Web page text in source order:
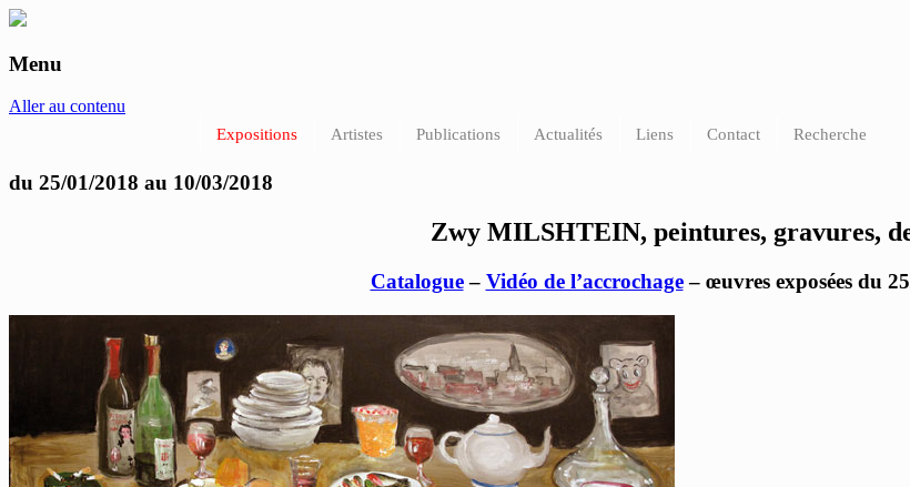
anne-marie et roland pallade galerie art contemporain Lyon
Menu
Aller au contenu
Expositions Artistes Publications Actualités Liens Contact Recherche
du 25/01/2018 au 10/03/2018
Zwy MILSHTEIN, peintures, gravures,
Catalogue– Vidéo de l’accrochage– œuvres exposées du